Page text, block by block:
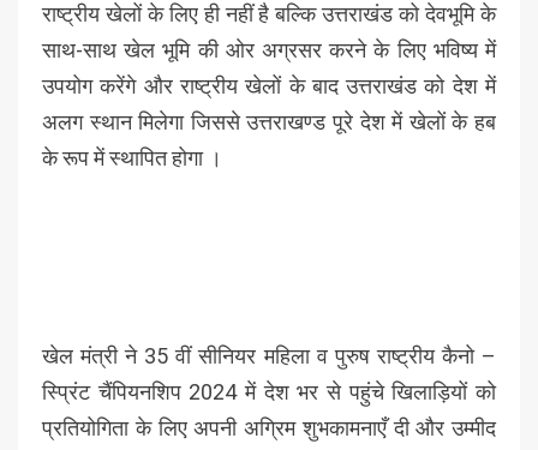
राष्ट्रीय खेलों के लिए ही नहीं है बल्कि उत्तराखंड को देवभूमि के
साथ-साथ खेल भूमि की ओर अग्रसर करने के लिए भविष्य में
उपयोग करेंगे और राष्ट्रीय खेलों के बाद उत्तराखंड को देश में
अलग स्थान मिलेगा जिससे उत्तराखण्ड पूरे देश में खेलों के हब
के रूप में स्थापित होगा ।
खेल मंत्री ने 35 वीं सीनियर महिला व पुरुष राष्ट्रीय कैनो –
स्प्रिंट चैंपियनशिप 2024 में देश भर से पहुंचे खिलाड़ियों को
प्रतियोगिता के लिए अपनी अग्रिम शुभकामनाएँ दी और उम्मीद